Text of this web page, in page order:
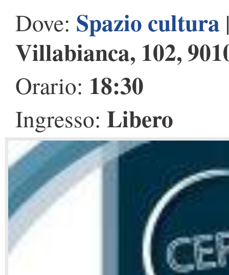
Dove: Spazio cultura
Villabianca, 102,
Orario: 18:30
Ingresso: Libero